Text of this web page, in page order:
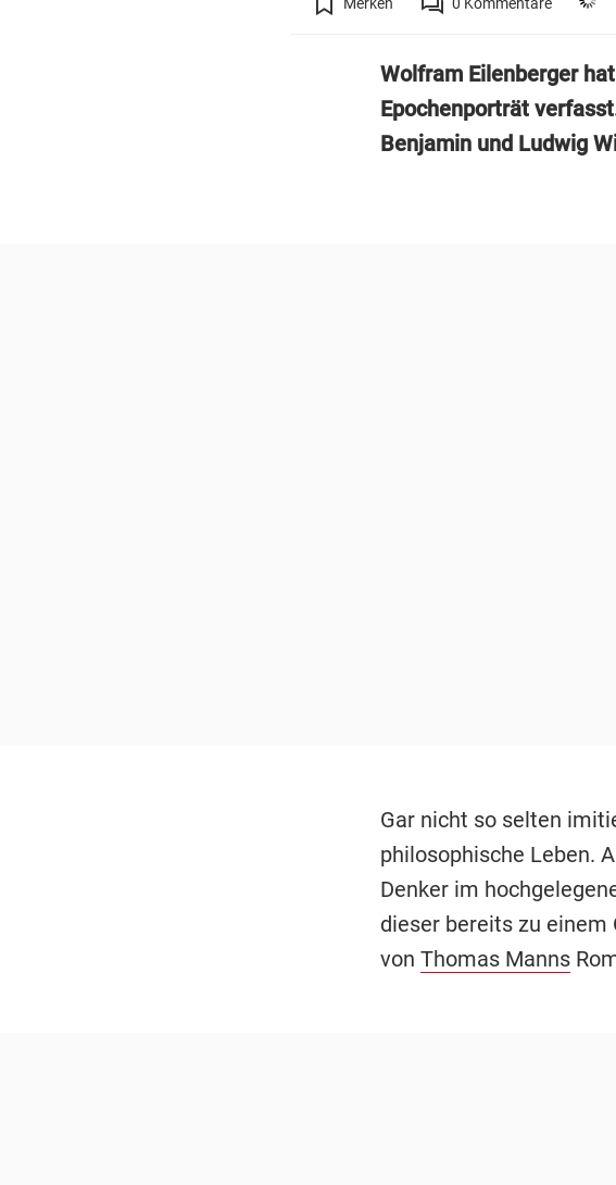
Wolfram Eilenberger
Epochenporträt
Benjamin und Ludwig
Gar nicht so selten
philosophische Leben.
Denker im
dieser bereits zu
von Thomas Manns